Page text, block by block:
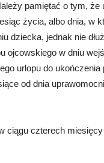
pamiętać o tym,
życia, albo dnia, w
dziecka, jednak nie
ojcowskiego w dniu
urlopu do
od dnia
ciągu czterech